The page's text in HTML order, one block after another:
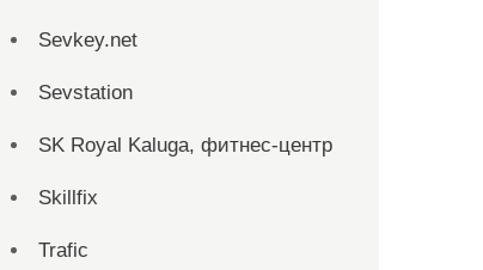
Sevkey.net
Sevstation
SK Royal Kaluga, фитнес-центр
Skillfix
Trafic